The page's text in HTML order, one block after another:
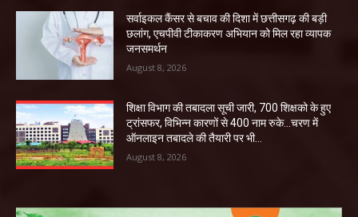
सर्वाइकल कैंसर से बचाव की दिशा में छत्तीसगढ़ की बड़ी
छलांग, एचपीवी टीकाकरण अभियान को मिल रहा व्यापक
जनसमर्थन
August 8, 2026
शिक्षा विभाग की तबादला सूची जारी, 700 शिक्षको के हुए
ट्रांसफर, विभिन्न कारणों से 400 नाम रुके…चरण में
ऑनलाइन तबादले की तैयारी पर भी...
August 8, 2026